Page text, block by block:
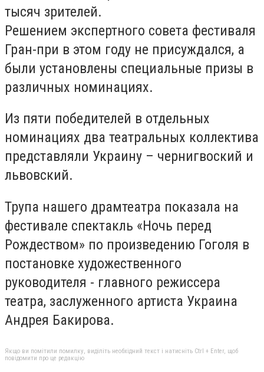
тысяч зрителей.
Решением экспертного совета фестиваля
Гран-при в этом году не присуждался, а
были установлены специальные призы в
различных номинациях.
Из пяти победителей в отдельных
номинациях два театральных коллектива
представляли Украину – чернигвоский и
львовский.
Трупа нашего драмтеатра показала на
фестивале спектакль «Ночь перед
Рождеством» по произведению Гоголя в
постановке художественного
руководителя - главного режиссера
театра, заслуженного артиста Украина
Андрея Бакирова.
Якщо ви помітили помилку, виділіть необхідний текст і натисніть Ctrl + Enter, щоб
повідомити про це редакцію